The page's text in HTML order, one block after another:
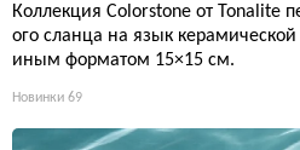
Коллекция Colorstone от Tonalite
ого сланца на язык
иным форматом 15×15 см.
Новинки 69